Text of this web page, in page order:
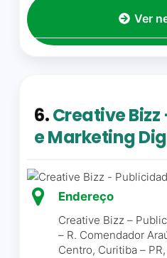
Muito
trabalho
de
Ver
6.Creative
e Marketing
Endereço
Creative Bizz –
– R. Comendador
Centro, Curitiba –